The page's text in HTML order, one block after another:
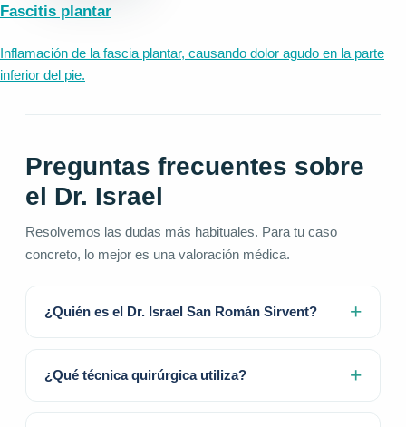
Fascitis plantar
Inflamación de la fascia plantar, causando dolor agudo en la parte
inferior del pie.
Preguntas frecuentes sobre
el Dr. Israel
Resolvemos las dudas más habituales. Para tu caso
concreto, lo mejor es una valoración médica.
¿Quién es el Dr. Israel San Román Sirvent?
¿Qué técnica quirúrgica utiliza?